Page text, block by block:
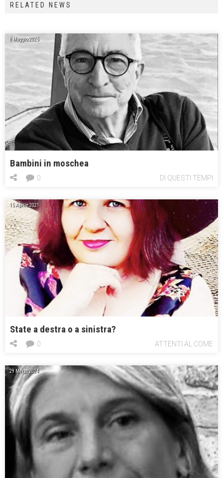
RELATED NEWS
8 Maggio 2025
Bambini in moschea
DI QUESTI TEMPI
0
15 Aprile 2021
State a destra o a sinistra?
ATTENTI AL COME
0
29 Marzo 2024